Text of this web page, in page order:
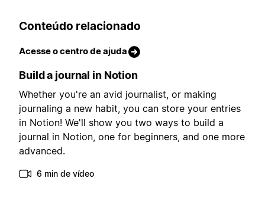
Conteúdo relacionado
Acesse o centro de ajuda
Build a journal in Notion
Whether you're an avid journalist, or making
journaling a new habit, you can store your entries
in Notion! We'll show you two ways to build a
journal in Notion, one for beginners, and one more
advanced.
6 min de vídeo